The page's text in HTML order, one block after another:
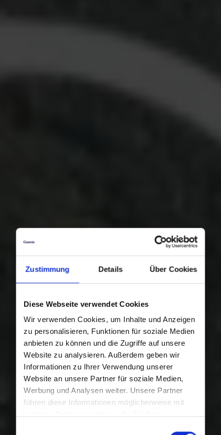
Zustimmung Details Über Cookies
Diese Webseite verwendet Cookies
Wir verwenden Cookies, um Inhalte und Anzeigen
zu personalisieren, Funktionen für soziale Medien
anbieten zu können und die Zugriffe auf unsere
Website zu analysieren. Außerdem geben wir
Informationen zu Ihrer Verwendung unserer
Website an unsere Partner für soziale Medien,
Werbung und Analysen weiter. Unsere Partner
führen diese Informationen möglicherweise mit